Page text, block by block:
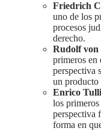
Friedrich
uno de los
procesos
derecho.
Rudolf von
primeros en
perspectiva
un producto
Enrico
los
perspectiva
forma en